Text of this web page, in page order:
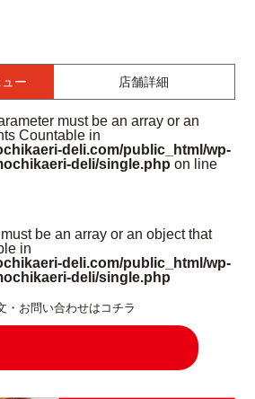
ー 店舗詳細
must be an array or an
Countable in
deli.com/public_html/wp-
deli/single.php on line
be an array or an object that
in
deli.com/public_html/wp-
deli/single.php
・お問い合わせはコチラ